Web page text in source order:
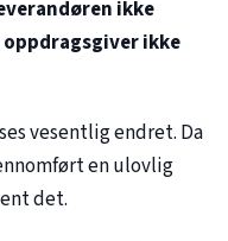
ikke
ikke
vesentlig endret. Da
en ulovlig
det.